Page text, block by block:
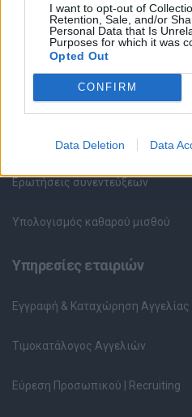
I want to opt-out of
Retention, Sale, and/or
Personal Data that Is
Purposes for which it was
Opted Out
CONFIRM
Data Deletion Data
Καταχώρηση Online Βιογραφικού
Συμβουλές Καριέρας
HR corner
Περιγραφές Θέσεων Εργασίας
Ερωτήσεις συνεντεύξεων
Υπολογισμός καθαρού μισθού
Υπηρεσίες εταιριών
Εγγραφή & Καταχώρηση Αγγελίας
Τιμοκατάλογος Αγγελιών
Εύρεση Προσωπικού | Recruiting